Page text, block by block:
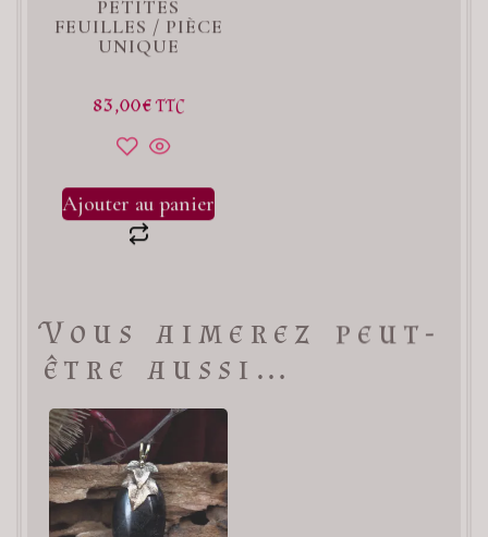
PETITES
FEUILLES / PIÈCE
UNIQUE
83,00€ TTC
Ajouter au panier
Vous aimerez peut-
être aussi…